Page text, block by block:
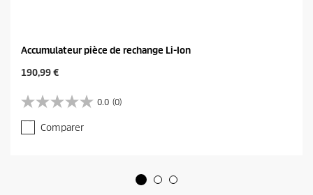
Accumulateur pièce de rechange Li-Ion
C
r
e
n
190,99 €
0.0 (0)
0
.
0
Comparer